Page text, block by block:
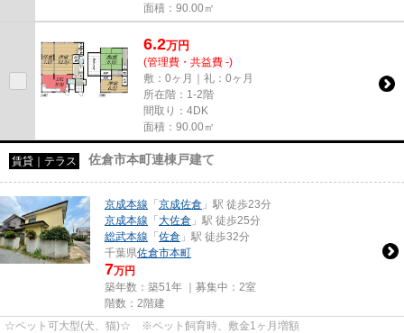
面積：90.00㎡
6.2万円
(管理費・共益費 -)
敷：0ヶ月｜礼：0ヶ月
所在階：1-2階
間取り：4DK
面積：90.00㎡
賃貸｜テラス 佐倉市本町連棟戸建て
京成本線 「京成佐倉 」駅 徒歩23分
京成本線 「大佐倉 」駅 徒歩25分
総武本線 「佐倉 」駅 徒歩32分
千葉県佐倉市本町
7万円
築年数：築51年 ｜募集中： 2室
階数：2階建
☆ペット可大型(犬、猫)☆ ※ペット飼育時、敷金1ヶ月増額